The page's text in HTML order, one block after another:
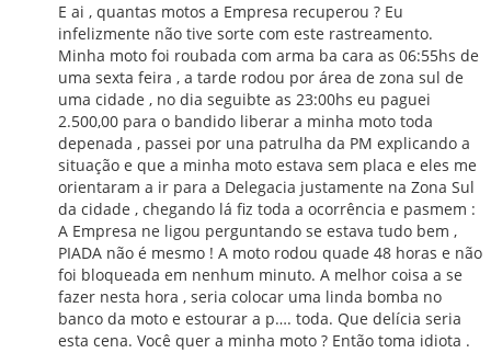
E ai , quantas motos a Empresa recuperou ? Eu
infelizmente não tive sorte com este rastreamento.
Minha moto foi roubada com arma ba cara as 06:55hs de
uma sexta feira , a tarde rodou por área de zona sul de
uma cidade , no dia seguibte as 23:00hs eu paguei
2.500,00 para o bandido liberar a minha moto toda
depenada , passei por una patrulha da PM explicando a
situação e que a minha moto estava sem placa e eles me
orientaram a ir para a Delegacia justamente na Zona Sul
da cidade , chegando lá fiz toda a ocorrência e pasmem :
A Empresa ne ligou perguntando se estava tudo bem ,
PIADA não é mesmo ! A moto rodou quade 48 horas e não
foi bloqueada em nenhum minuto. A melhor coisa a se
fazer nesta hora , seria colocar uma linda bomba no
banco da moto e estourar a p…. toda. Que delícia seria
esta cena. Você quer a minha moto ? Então toma idiota .